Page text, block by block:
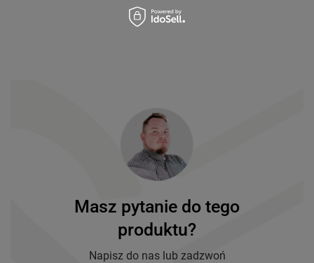
Masz pytanie do tego
produktu?
Napisz do nas lub zadzwoń